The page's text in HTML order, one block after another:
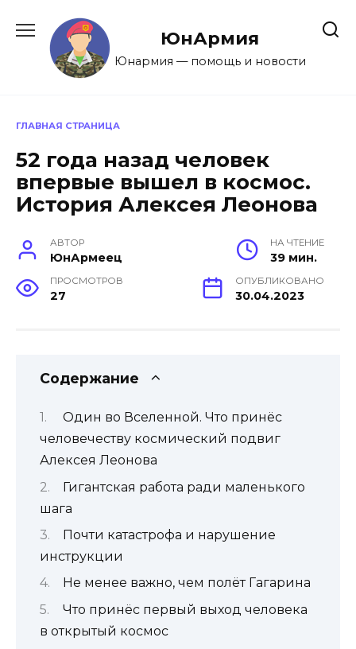
содержанию
ЮнАрмия
Юнармия — помощь и новости
ГЛАВНАЯ СТРАНИЦА
52 года назад человек
впервые вышел в космос.
История Алексея Леонова
АВТОР
ЮнАрмеец
НА ЧТЕНИЕ
39 мин.
ПРОСМОТРОВ
27
ОПУБЛИКОВАНО
30.04.2023
Содержание
Один во Вселенной. Что принёс
человечеству космический подвиг
Алексея Леонова
Гигантская работа ради маленького
шага
Почти катастрофа и нарушение
инструкции
Не менее важно, чем полёт Гагарина
Что принёс первый выход человека
в открытый космос